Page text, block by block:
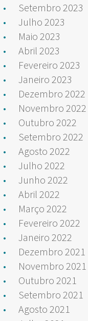
Setembro 2023
Julho 2023
Maio 2023
Abril 2023
Fevereiro 2023
Janeiro 2023
Dezembro 2022
Novembro 2022
Outubro 2022
Setembro 2022
Agosto 2022
Julho 2022
Junho 2022
Abril 2022
Março 2022
Fevereiro 2022
Janeiro 2022
Dezembro 2021
Novembro 2021
Outubro 2021
Setembro 2021
Agosto 2021